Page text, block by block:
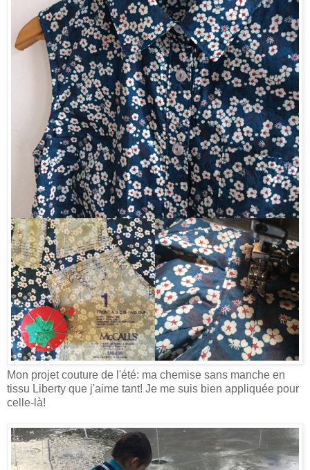
Mon projet couture de l'été: ma chemise sans manche en
tissu Liberty que j'aime tant! Je me suis bien appliquée pour
celle-là!